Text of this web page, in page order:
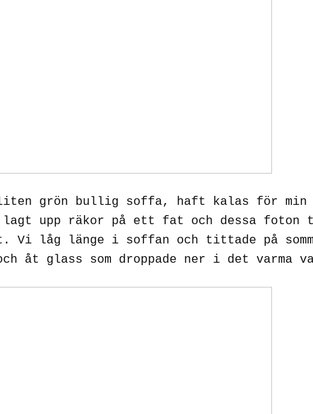
grön bullig soffa, haft kalas för min
upp räkor på ett fat och dessa foton
Vi låg länge i soffan och tittade på
åt glass som droppade ner i det varma